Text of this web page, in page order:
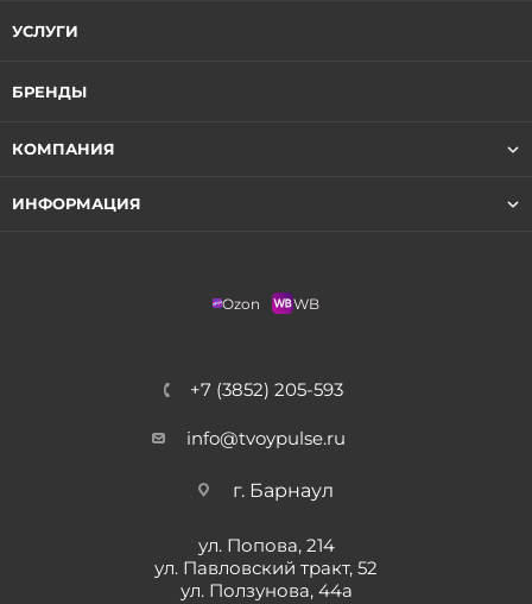
УСЛУГИ
БРЕНДЫ
КОМПАНИЯ
ИНФОРМАЦИЯ
Ozon WB
+7 (3852) 205-593
info@tvoypulse.ru
г. Барнаул
ул. Попова, 214
ул. Павловский тракт, 52
ул. Ползунова, 44а